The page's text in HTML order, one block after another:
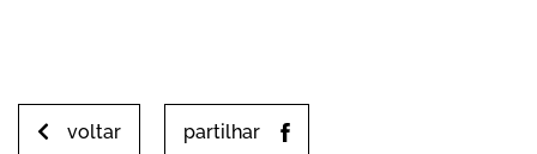
voltar partilhar